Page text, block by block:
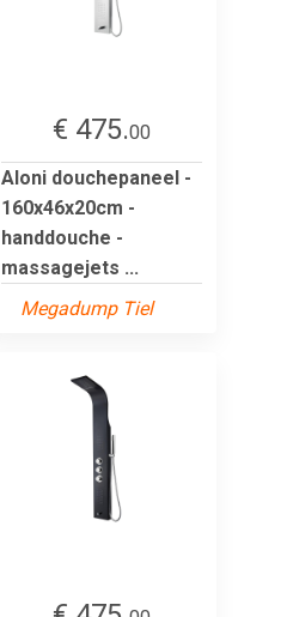
€ 475.00
Aloni douchepaneel -
160x46x20cm -
handdouche -
massagejets ...
Megadump Tiel